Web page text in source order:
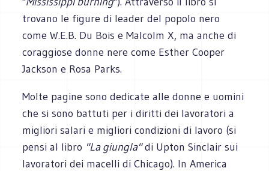
trovano le figure di leader del popolo nero
come W.E.B. Du Bois e Malcolm X, ma anche di
coraggiose donne nere come Esther Cooper
Jackson e Rosa Parks.
Molte pagine sono dedicate alle donne e uomini
che si sono battuti per i diritti dei lavoratori a
migliori salari e migliori condizioni di lavoro (si
pensi al libro "La giungla"di Upton Sinclair sui
lavoratori dei macelli di Chicago). In America